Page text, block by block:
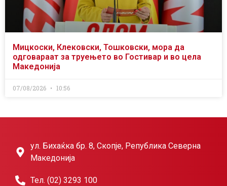
Мицкоски, Клековски, Тошковски, мора да
одговараат за труењето во Гостивар и во цела
Македонија
07/08/2026 10:56
ул. Бихаќка бр. 8, Скопје, Република Северна
Македонија
Тел. (02) 3293 100